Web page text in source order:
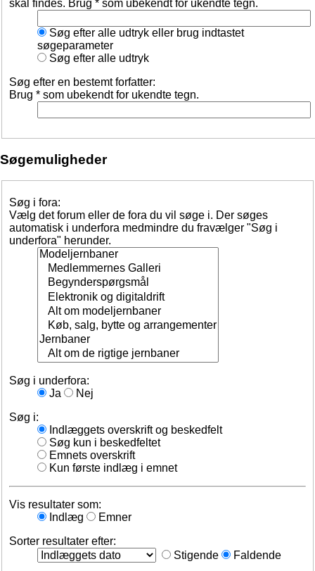
skal findes. Brug * som ubekendt for ukendte tegn.
Søg efter alle udtryk eller brug indtastet
søgeparameter
Søg efter alle udtryk
Søg efter en bestemt forfatter:
Brug * som ubekendt for ukendte tegn.
Søgemuligheder
Søg i fora:
Vælg det forum eller de fora du vil søge i. Der søges
automatisk i underfora medmindre du fravælger "Søg i
underfora" herunder.
Søg i underfora:
Ja
Nej
Søg i:
Indlæggets overskrift og beskedfelt
Søg kun i beskedfeltet
Emnets overskrift
Kun første indlæg i emnet
Vis resultater som:
Indlæg
Emner
Sorter resultater efter:
Stigende
Faldende